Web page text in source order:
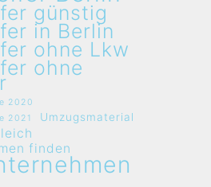
günstig
in Berlin
ohne Lkw
ohne
2020
2021
Umzugsmaterial
finden